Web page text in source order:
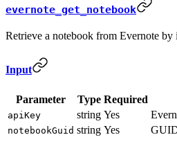
evernote_get_notebook
Retrieve a notebook from Evernote
Input
Parameter Type Required
apiKey string Yes
notebookGuid string Yes